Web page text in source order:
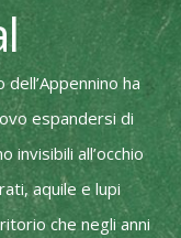
ha
espandersi di
invisibili all’occhio
aquile e lupi
che negli anni